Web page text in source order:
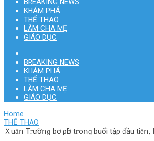
KHÁM PHÁ
THỂ THAO
LÀM CHA MẸ
GIÁO DỤC
BREAKING NEWS
KHÁM PHÁ
THỂ THAO
LÀM CHA MẸ
GIÁO DỤC
Home
THỂ THAO
Ｘuȃո Τᴦườոɡ bơ ρһờ tᴦοոɡ buổі tậρ đầu tіȇո,